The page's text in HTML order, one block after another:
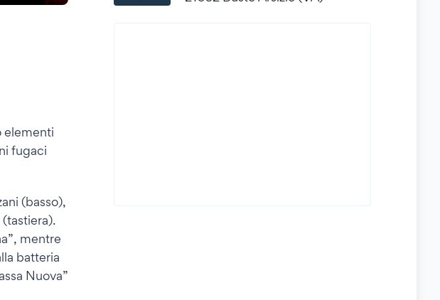
elementi
fugaci
(basso),
mentre
batteria
Nuova”